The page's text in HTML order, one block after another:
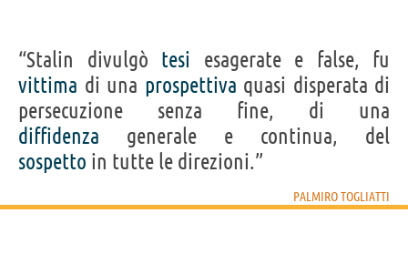
“Stalin divulgò tesi esagerate e false, fu
vittima di una prospettiva quasi disperata di
persecuzione senza fine, di una
diffidenza generale e continua, del
sospetto in tutte le direzioni.”
PALMIRO TOGLIATTI